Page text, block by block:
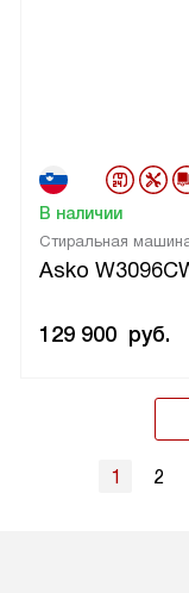
Стиральная
Asko
В наличии
129 900 руб.
1 2